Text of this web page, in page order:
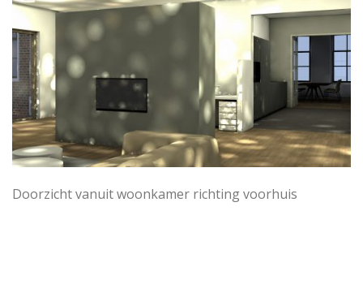
Doorzicht vanuit woonkamer richting voorhuis